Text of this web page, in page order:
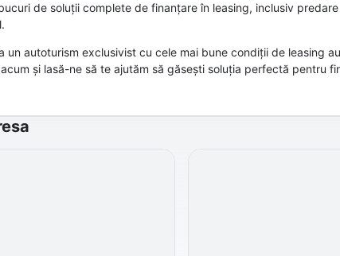
de soluții complete de finanțare în leasing, inclusiv
un autoturism exclusivist cu cele mai bune condiții de leasing
și lasă-ne să te ajutăm să găsești soluția perfectă pentru